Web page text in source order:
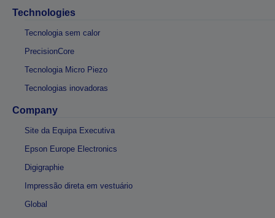
Technologies
Tecnologia sem calor
PrecisionCore
Tecnologia Micro Piezo
Tecnologias inovadoras
Company
Site da Equipa Executiva
Epson Europe Electronics
Digigraphie
Impressão direta em vestuário
Global